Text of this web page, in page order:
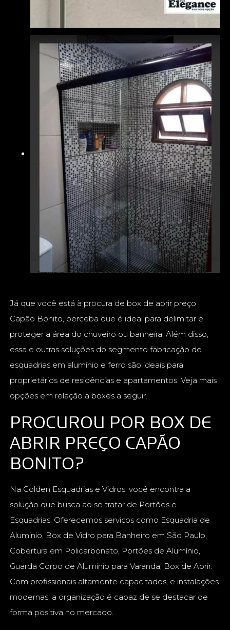
Já que você está à procura de box de abrir preço
Capão Bonito, perceba que é ideal para delimitar e
proteger a área do chuveiro ou banheira. Além disso,
essa e outras soluções do segmento fabricação de
esquadrias em alumínio e ferro são ideais para
proprietários de residências e apartamentos. Veja mais
opções em relação a boxes a seguir.
PROCUROU POR BOX DE
ABRIR PREÇO CAPÃO
BONITO?
Na Golden Esquadrias e Vidros, você encontra a
solução que busca ao se tratar de Portões e
Esquadrias. Oferecemos serviços como Esquadria de
Aluminio, Box de Vidro para Banheiro em São Paulo,
Cobertura em Policarbonato, Portões de Alumínio,
Guarda Corpo de Alumínio para Varanda, Box de Abrir.
Com profissionais altamente capacitados, e instalações
modernas, a organização é capaz de se destacar de
forma positiva no mercado.